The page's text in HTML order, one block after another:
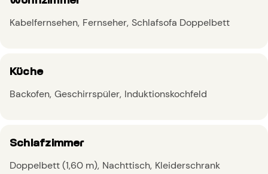
Kabelfernsehen Fernseher Schlafsofa Doppelbett
Küche
Backofen Geschirrspüler Induktionskochfeld
Schlafzimmer
Doppelbett (1,60 m) Nachttisch Kleiderschrank